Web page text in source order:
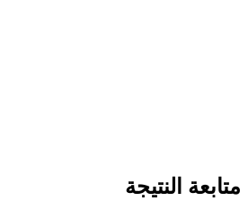
متابعة النتيجة